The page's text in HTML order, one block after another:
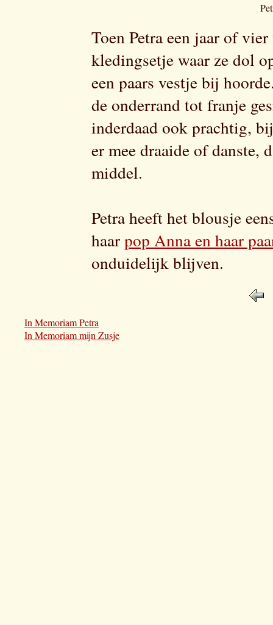
Toen Petra een jaar of
kledingsetje waar ze dol
een paars vestje bij
de onderrand tot franje
inderdaad ook prachtig,
er mee draaide of danste,
middel.
Petra heeft het blousje
haarpop Anna en haar
onduidelijk blijven.
In Memoriam Petra
In Memoriam mijn Zusje